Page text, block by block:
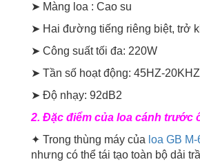
➤ Màng loa : Cao su
➤ Hai đường tiếng riêng biệt, trở
➤ Công suất tối đa: 220W
➤ Tần số hoạt động: 45HZ-20KHZ
➤ Độ nhạy: 92dB2
2. Đặc điểm của loa cánh trước
✦ Trong thùng máy của loa GB
nhưng có thể tái tạo toàn bộ dải